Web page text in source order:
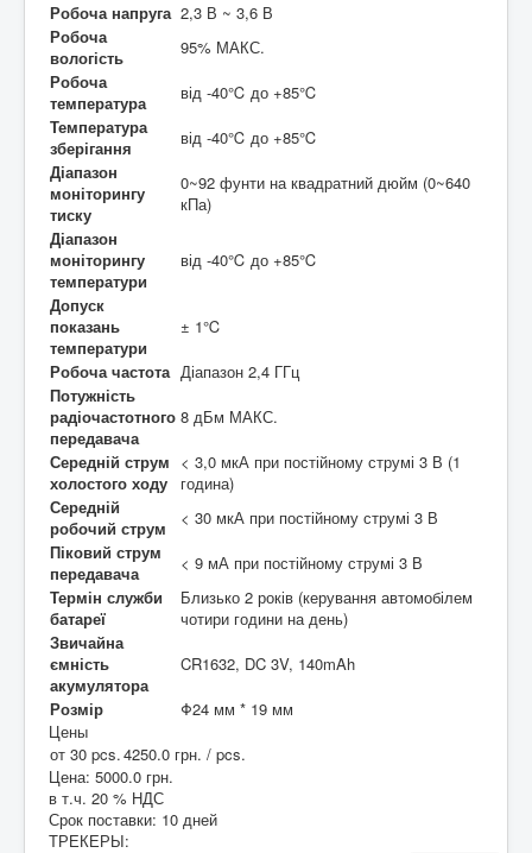
Робоча напруга 2,3 В ~ 3,6 В
Робоча
вологість
95% МАКС.
Робоча
температура
від -40℃ до +85℃
Температура
зберігання
від -40℃ до +85℃
Діапазон
моніторингу
тиску
0~92 фунти на квадратний дюйм (0~640
кПа)
Діапазон
моніторингу
температури
від -40℃ до +85℃
Допуск
показань
температури
± 1℃
Робоча частота Діапазон 2,4 ГГц
Потужність
радіочастотного
передавача
8 дБм МАКС.
Середній струм
холостого ходу
< 3,0 мкА при постійному струмі 3 В (1
година)
Середній
робочий струм
< 30 мкА при постійному струмі 3 В
Піковий струм
передавача
< 9 мА при постійному струмі 3 В
Термін служби
батареї
Близько 2 років (керування автомобілем
чотири години на день)
Звичайна
ємність
акумулятора
CR1632, DC 3V, 140mAh
Розмір
Φ24 мм * 19 мм
Цены
от 30 pcs.4250.0 грн. / pcs.
Цена: 5000.0 грн.
в т.ч. 20 % НДС
Срок поставки: 10 дней
ТРЕКЕРЫ: